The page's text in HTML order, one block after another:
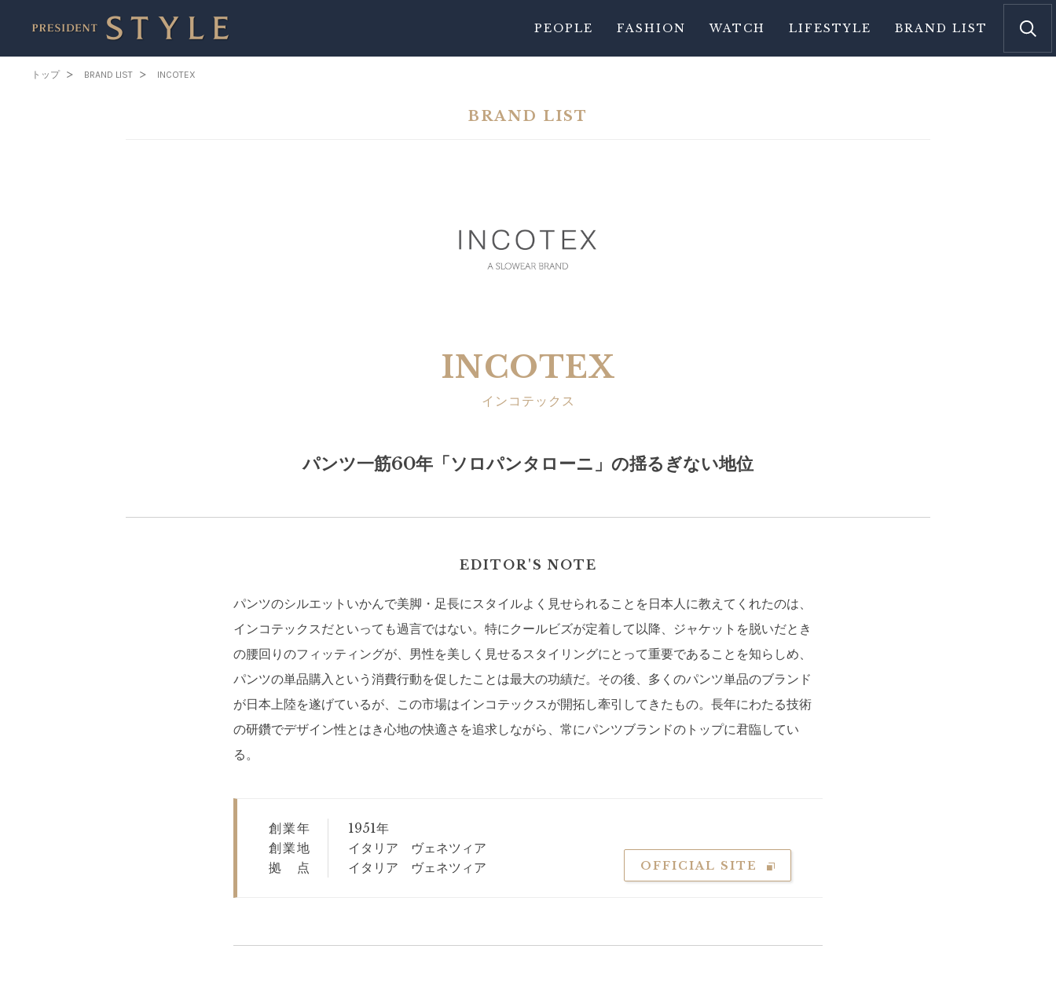
PEOPLE FASHION WATCH LIFESTYLE BRAND LIST
トップ BRAND LIST INCOTEX
BRAND LIST
INCOTEX
インコテックス
パンツ一筋60年「ソロパンタローニ」の揺るぎない地位
EDITOR'S NOTE
パンツのシルエットいかんで美脚・足長にスタイルよく見せられることを日本人に教えてくれたのは、
インコテックスだといっても過言ではない。特にクールビズが定着して以降、ジャケットを脱いだとき
の腰回りのフィッティングが、男性を美しく見せるスタイリングにとって重要であることを知らしめ、
パンツの単品購入という消費行動を促したことは最大の功績だ。その後、多くのパンツ単品のブランド
が日本上陸を遂げているが、この市場はインコテックスが開拓し牽引してきたもの。長年にわたる技術
の研鑽でデザイン性とはき心地の快適さを追求しながら、常にパンツブランドのトップに君臨してい
る。
創業年
1951年
創業地
イタリア ヴェネツィア
拠点
イタリア ヴェネツィア OFFICIAL SITE